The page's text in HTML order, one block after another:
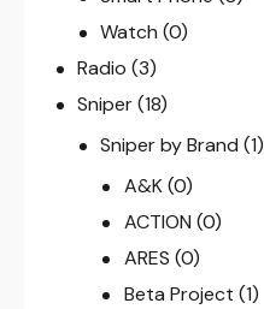
Watch (0)
Radio (3)
Sniper(18)
Sniper by Brand (1)
A&K (0)
ACTION (0)
ARES (0)
Beta Project (1)